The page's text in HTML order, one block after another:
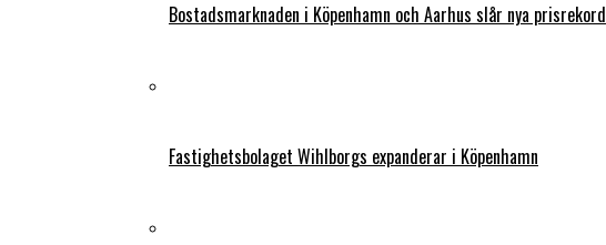
Bostadsmarknaden i Köpenhamn och Aarhus slår nya prisrekord
Fastighetsbolaget Wihlborgs expanderar i Köpenhamn